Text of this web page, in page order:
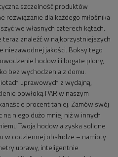
szczelność produktów
rozwiązanie dla każdego miłośnika
we własnych czterech kątach.
teraz znaleźć w najkorzystniejszych
niezawodnej jakości. Boksy tego
hodowli i bogate plony,
bez wychodzenia z domu.
uprawowych z wydajną,
powłoką PAR w naszym
procent taniej. Zamów swój
niego dużo mniej niż w innych
Twoja hodowla zyska solidne
w codziennej obsłudze – namioty
uprawy, inteligentnie